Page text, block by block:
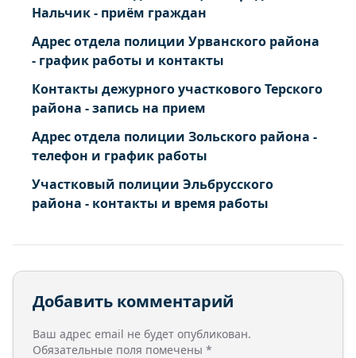
Нальчик - приём граждан
Адрес отдела полиции Урванского района
- график работы и контакты
Контакты дежурного участкового Терского
района - запись на прием
Адрес отдела полиции Зольского района -
телефон и график работы
Участковый полиции Эльбрусского
района - контакты и время работы
Добавить комментарий
Ваш адрес email не будет опубликован.
Обязательные поля помечены *